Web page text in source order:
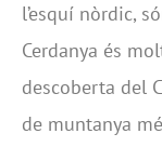
l’esquí nòrdic,
Cerdanya és
descoberta del
de muntanya